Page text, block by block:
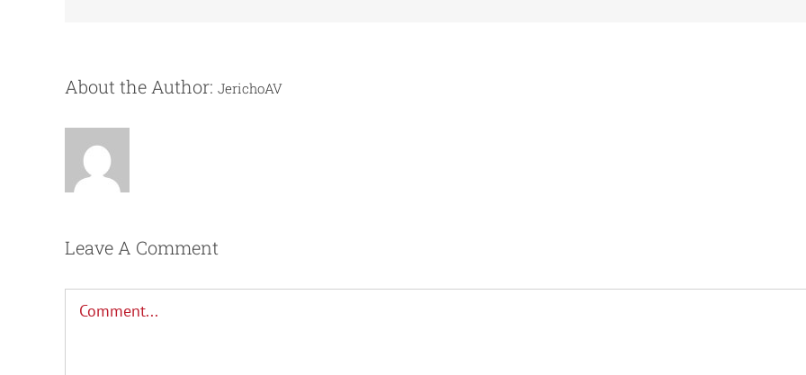
About the Author: JerichoAV
Leave A Comment